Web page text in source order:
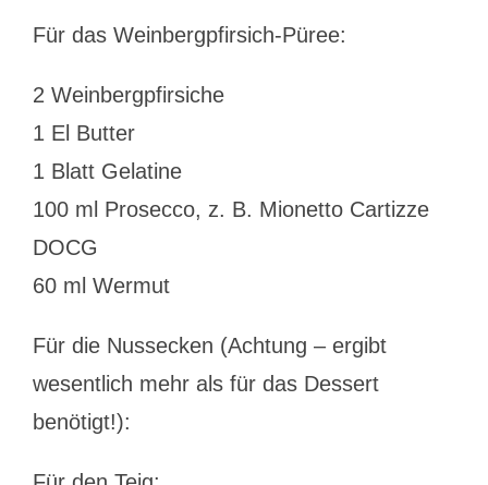
Für das Weinbergpfirsich-Püree:
2 Weinbergpfirsiche
1 El Butter
1 Blatt Gelatine
100 ml Prosecco, z. B. Mionetto Cartizze
DOCG
60 ml Wermut
Für die Nussecken (Achtung – ergibt
wesentlich mehr als für das Dessert
benötigt!):